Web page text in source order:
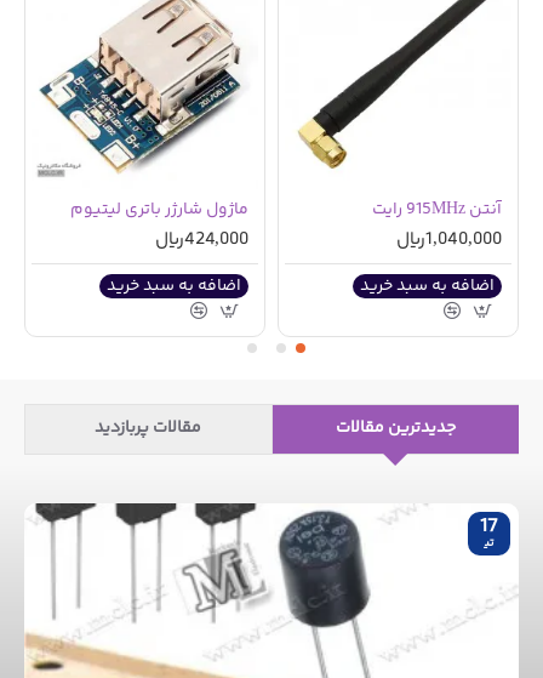
آنتن 915MHz رایت
1,040,000ریال
اضافه به سبد خرید
ماژول شارژر باتری لیتیوم
424,000ریال
اضافه به سبد خرید
جدیدترین مقالات مقالات پربازدید
17
تی‍